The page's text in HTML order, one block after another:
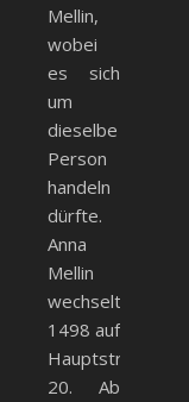
Mellin,
wobei
es sich
um
dieselbe
Person
handeln
dürfte.
Anna
Mellin
wechselt
1498 auf
Hauptstr.
20. Ab